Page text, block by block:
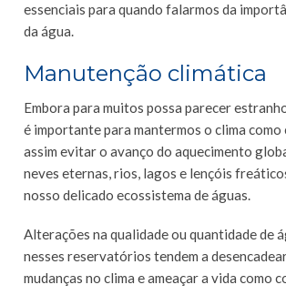
essenciais para quando falarmos da
da água.
Manutenção climática
Embora para muitos possa parecer
é importante para mantermos o clima como
assim evitar o avanço do aquecimento
neves eternas, rios, lagos e lençóis
nosso delicado ecossistema de águas.
Alterações na qualidade ou quantidade de
nesses reservatórios tendem a
mudanças no clima e ameaçar a vida como